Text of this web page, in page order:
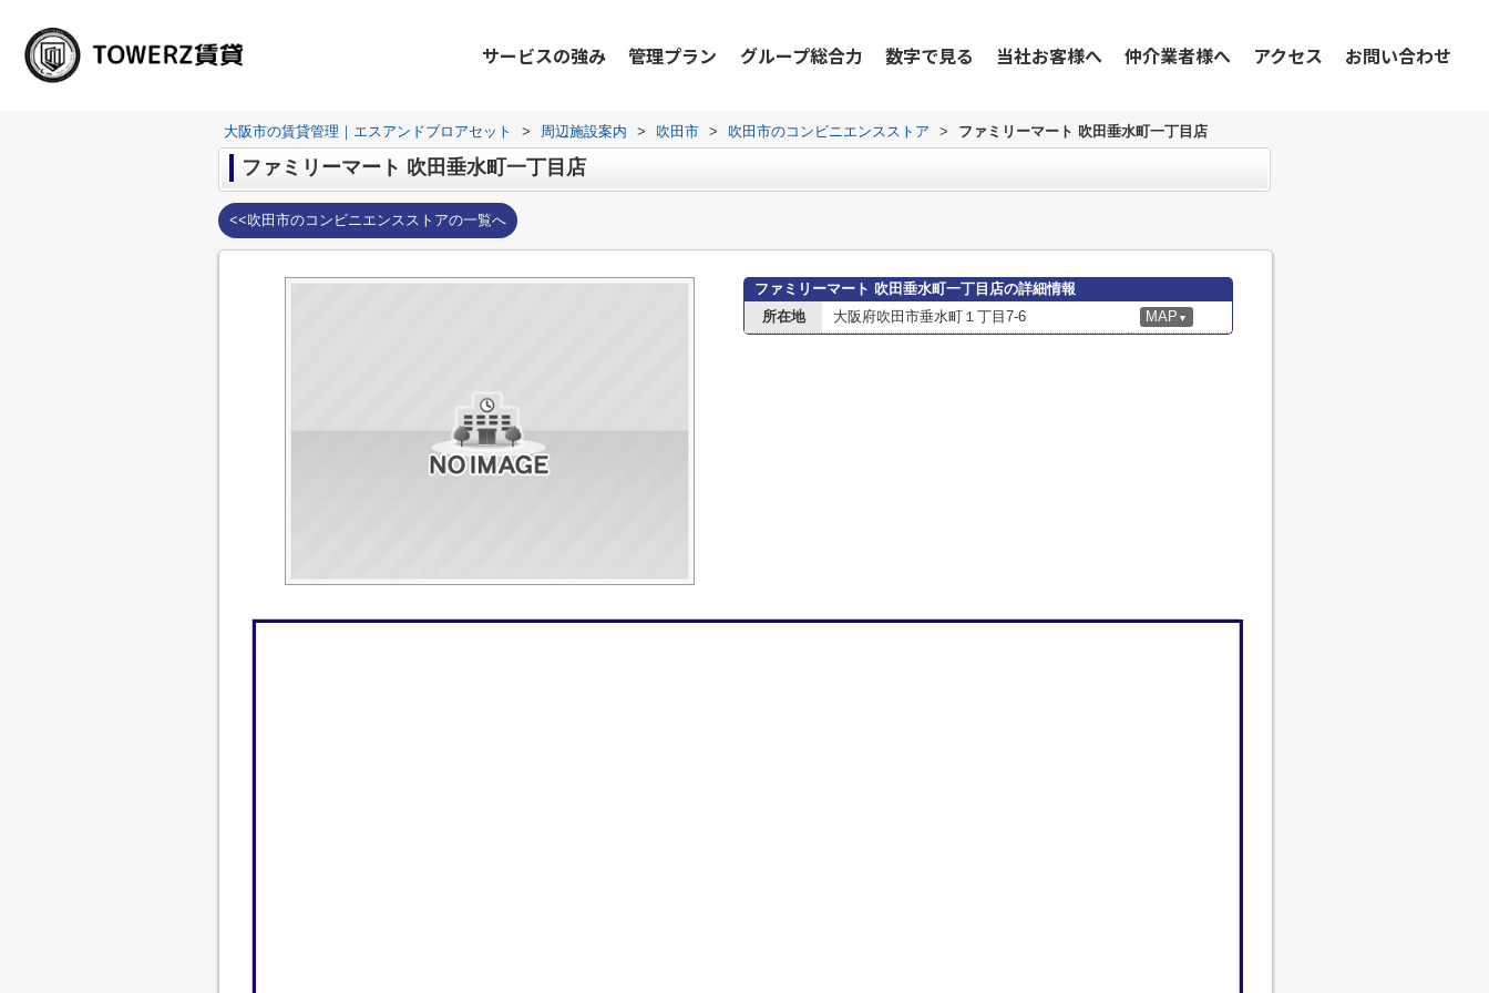
サービスの強み 管理プラン グループ総合力 数字で見る 当社お客様へ 仲介業者様へ アクセス お問い合わせ
大阪市の賃貸管理｜エスアンドプロアセット > 周辺施設案内 > 吹田市 > 吹田市のコンビニエンスストア > ファミリーマート 吹田垂水町一丁目店
ファミリーマート 吹田垂水町一丁目店
<<吹田市のコンビニエンスストアの一覧へ
ファミリーマート 吹田垂水町一丁目店の詳細情報
所在地
大阪府吹田市垂水町１丁目7-6 MAP ▼